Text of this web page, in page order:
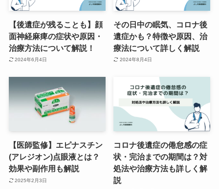
【後遺症が残ることも】顔
面神経麻痺の症状や原因・
治療方法について解説！
2024年6月4日
その日中の眠気、コロナ後
遺症かも？特徴や原因、治
療法について詳しく解説
2024年8月4日
【医師監修】エピナスチン
(アレジオン)点眼液とは？
効果や副作用も解説
2025年2月3日
コロナ後遺症の倦怠感の症
状・完治までの期間は？対
処法や治療方法も詳しく解
説